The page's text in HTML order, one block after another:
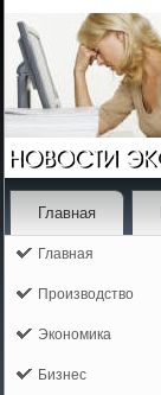
Главная
Главная
Производство
Экономика
Бизнес